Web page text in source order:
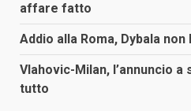
affare fatto
Addio alla Roma, Dybala non
Vlahovic-Milan, l’annuncio
tutto